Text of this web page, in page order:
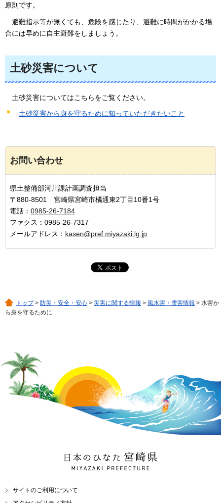
原則です。
避難指示等が無くても、危険を感じたり、避難に時間がかかる場
合には早めに自主避難をしましょう。
土砂災害について
土砂災害についてはこちらをご覧ください。
土砂災害から身を守るために知っていただきたいこと
お問い合わせ
県土整備部河川課計画調査担当
〒880-8501 宮崎県宮崎市橘通東2丁目10番1号
電話： 0985-26-7184
ファクス：0985-26-7317
メールアドレス： kasen@pref.miyazaki.lg.jp
トップ> 防災・安全・安心 > 災害に関する情報 > 風水害・雪害情報 > 水害か
ら身を守るために
日本のひなた 宮崎県
MIYAZAKI PREFECTURE
サイトのご利用について